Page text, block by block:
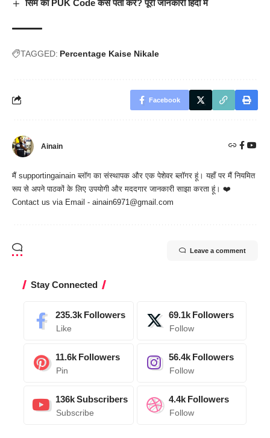
सिम का PUK Code कैसे पता करे? पूरी जानकारी हिंदी में
TAGGED: Percentage Kaise Nikale
Facebook
Ainain
मैं supportingainain ब्लॉग का संस्थापक और एक पेशेवर ब्लॉगर हूं। यहाँ पर मैं नियमित
रूप से अपने पाठकों के लिए उपयोगी और मददगार जानकारी साझा करता हूं। ❤️
Contact us via Email - ainain6971@gmail.com
Leave a comment
Stay Connected
235.3k Followers
Like
69.1k Followers
Follow
11.6k Followers
Pin
56.4k Followers
Follow
136kSubscribers
Subscribe
4.4k Followers
Follow